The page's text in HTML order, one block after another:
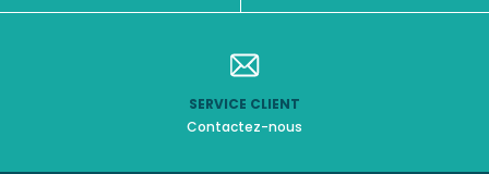
SERVICE CLIENT
Contactez-nous